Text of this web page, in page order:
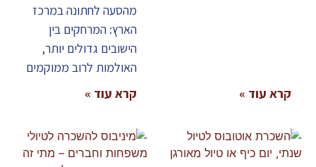
קרא עוד »
מהסעה לחתונה במרכז
הארץ: המרחקים בין
הישובים גדולים יותר,
האולמות לרוב ממוקמים
קרא עוד »